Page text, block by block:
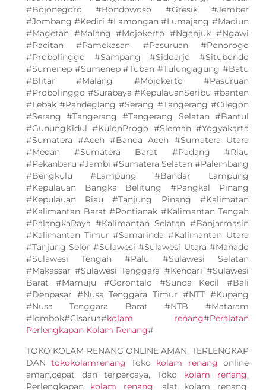
#Bojonegoro #Bondowoso #Gresik #Jember
#Jombang #Kediri #Lamongan #Lumajang #Madiun
#Magetan #Malang #Mojokerto #Nganjuk #Ngawi
#Pacitan #Pamekasan #Pasuruan #Ponorogo
#Probolinggo #Sampang #Sidoarjo #Situbondo
#Sumenep #Sumenep #Tuban #Tulungagung #Batu
#Blitar #Malang #Mojokerto #Pasuruan
#Probolinggo #Surabaya #KepulauanSeribu #banten
#Lebak #Pandeglang #Serang #Tangerang #Cilegon
#Serang #Tangerang #Tangerang Selatan #Bantul
#GunungKidul #KulonProgo #Sleman #Yogyakarta
#Sumatera #Aceh #Banda Aceh #Sumatera Utara
#Medan #Sumatera Barat #Padang #Riau
#Pekanbaru #Jambi #Sumatera Selatan #Palembang
#Bengkulu #Lampung #Bandar Lampung
#Kepulauan Bangka Belitung #Pangkal Pinang
#Kepulauan Riau #Tanjung Pinang #Kalimatan
#Kalimantan Barat #Pontianak #Kalimantan Tengah
#PalangkaRaya #Kalimantan Selatan #Banjarmasin
#Kalimantan Timur #Samarinda #Kalimantan Utara
#Tanjung Selor #Sulawesi #Sulawesi Utara #Manado
#Sulawesi Tengah #Palu #Sulawesi Selatan
#Makassar #Sulawesi Tenggara #Kendari #Sulawesi
Barat #Mamuju #Gorontalo #Sunda Kecil #Bali
#Denpasar #Nusa Tenggara Timur #NTT #Kupang
#Nusa Tenggara Barat #NTB #Mataram
#lombok#Cisarua#kolam renang#Peralatan
Perlengkapan Kolam Renang#
TOKO KOLAM RENANG ONLINE AMAN, TERLENGKAP
DANtokokolamrenang Toko kolam renang online
aman,cepat dan terpercaya, Toko kolam renang,
Perlengkapan kolam renang, alat kolam renang,